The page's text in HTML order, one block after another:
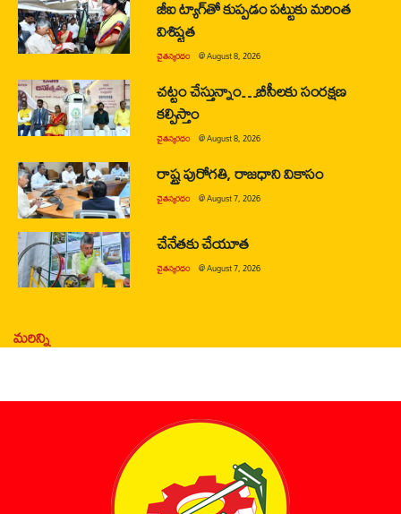
జీఐ ట్యాగ్‌తో కుప్పడం పట్టుకు మరింత
విశిష్టత
చైతన్యరధం @August 8, 2026
చట్టం చేస్తున్నాం…బీసీలకు సంరక్షణ
కల్పిస్తాం
చైతన్యరధం @August 8, 2026
రాష్ట్ర పురోగతి, రాజధాని వికాసం
చైతన్యరధం @August 7, 2026
చేనేతకు చేయూత
చైతన్యరధం @August 7, 2026
మరిన్ని